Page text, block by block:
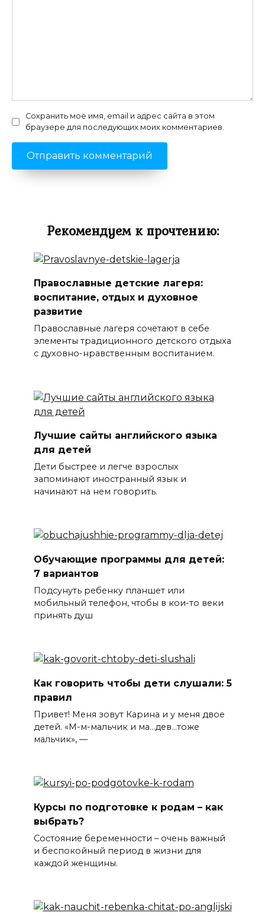
Сохранить моё имя, email и адрес сайта в этом
браузере для последующих моих комментариев.
Рекомендуем к прочтению:
Православные детские лагеря:
воспитание, отдых и духовное
развитие
Православные лагеря сочетают в себе
элементы традиционного детского отдыха
с духовно-нравственным воспитанием.
Лучшие сайты английского языка
для детей
Дети быстрее и легче взрослых
запоминают иностранный язык и
начинают на нем говорить.
Обучающие программы для детей:
7 вариантов
Подсунуть ребенку планшет или
мобильный телефон, чтобы в кои-то веки
принять душ
Как говорить чтобы дети слушали: 5
правил
Привет! Меня зовут Карина и у меня двое
детей. «М-м-мальчик и ма…дев…тоже
мальчик», —
Курсы по подготовке к родам – как
выбрать?
Состояние беременности – очень важный
и беспокойный период в жизни для
каждой женщины.